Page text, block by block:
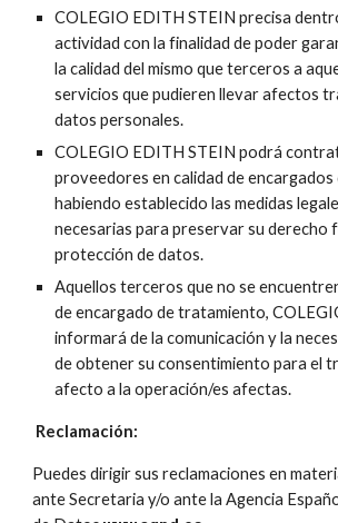
COLEGIO EDITH STEIN precisa
actividad con la finalidad de poder
la calidad del mismo que terceros a
servicios que pudieren llevar afectos
datos personales.
COLEGIO EDITH STEIN podrá
proveedores en calidad de
habiendo establecido las medidas
necesarias para preservar su derecho
protección de datos.
Aquellos terceros que no se
de encargado de tratamiento,
informará de la comunicación y la
de obtener su consentimiento para el
afecto a la operación/es afectas.
Reclamación:
Puedes dirigir sus reclamaciones en
ante Secretaria y/o ante la Agencia